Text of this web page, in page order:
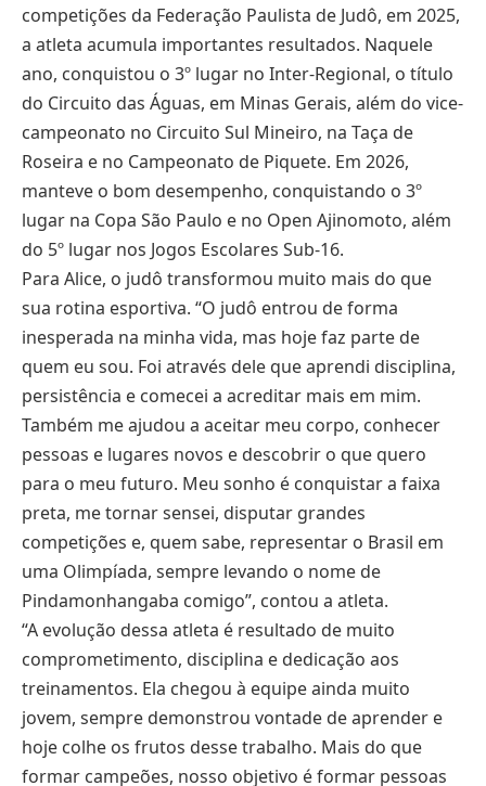
competições da Federação Paulista de Judô, em 2025,
a atleta acumula importantes resultados. Naquele
ano, conquistou o 3º lugar no Inter-Regional, o título
do Circuito das Águas, em Minas Gerais, além do vice-
campeonato no Circuito Sul Mineiro, na Taça de
Roseira e no Campeonato de Piquete. Em 2026,
manteve o bom desempenho, conquistando o 3º
lugar na Copa São Paulo e no Open Ajinomoto, além
do 5º lugar nos Jogos Escolares Sub-16.
Para Alice, o judô transformou muito mais do que
sua rotina esportiva. “O judô entrou de forma
inesperada na minha vida, mas hoje faz parte de
quem eu sou. Foi através dele que aprendi disciplina,
persistência e comecei a acreditar mais em mim.
Também me ajudou a aceitar meu corpo, conhecer
pessoas e lugares novos e descobrir o que quero
para o meu futuro. Meu sonho é conquistar a faixa
preta, me tornar sensei, disputar grandes
competições e, quem sabe, representar o Brasil em
uma Olimpíada, sempre levando o nome de
Pindamonhangaba comigo”, contou a atleta.
“A evolução dessa atleta é resultado de muito
comprometimento, disciplina e dedicação aos
treinamentos. Ela chegou à equipe ainda muito
jovem, sempre demonstrou vontade de aprender e
hoje colhe os frutos desse trabalho. Mais do que
formar campeões, nosso objetivo é formar pessoas